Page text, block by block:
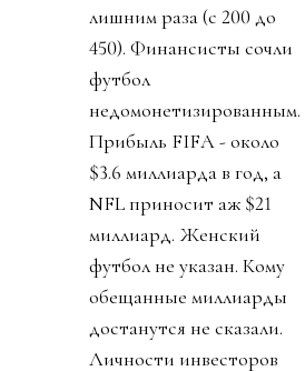
лишним раза (с 200 до
450). Финансисты сочли
футбол
недомонетизированным.
Прибыль FIFA - около
$3.6 миллиарда в год, а
NFL приносит аж $21
миллиард. Женский
футбол не указан. Кому
обещанные миллиарды
достанутся не сказали.
Личности инвесторов